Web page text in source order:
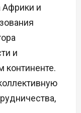
Африки и
и
континенте.